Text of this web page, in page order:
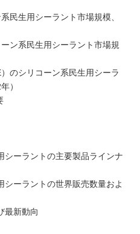
民生用シーラント市場規模、
ン系民生用シーラント市場規
のシリコーン系民生用シーラ
）
ーラントの主要製品ラインナ
ーラントの世界販売数量およ
最新動向